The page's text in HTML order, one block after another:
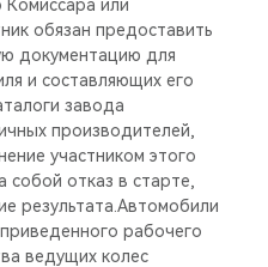
Комиссара или
обязан предоставить
документацию для
и составляющих его
завода
производителей,
участником этого
отказ в старте,
результата.Автомобили
рабочего
ведущих колес